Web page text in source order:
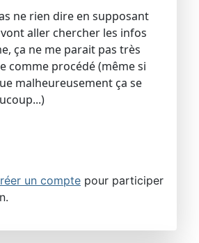
ne rien dire en supposant
aller chercher les infos
ça ne me parait pas très
comme procédé (même si
malheureusement ça se
un compte pour participer